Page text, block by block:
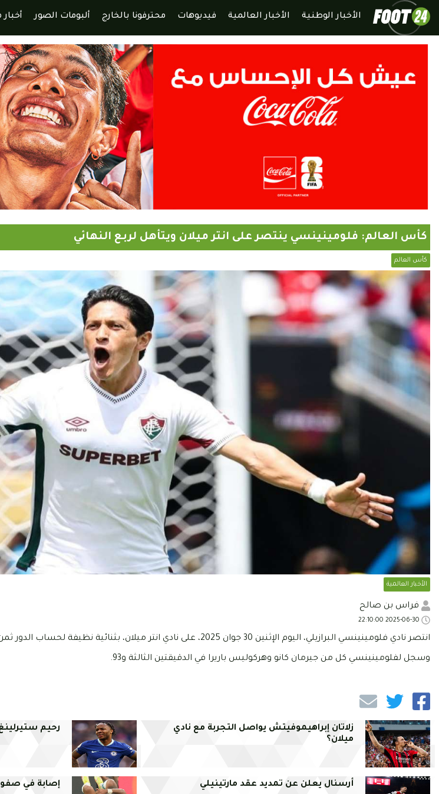
الأخبار الوطنية الأخبار العالمية فيديوهات محترفونا بالخارج ألبومات الصور
كأس العالم: فلومينينسي ينتصر على انتر ميلان ويتأهل لربع النهائي
كأس العالم
الأخبار العالمية
فراس بن صالح
انتصر نادي فلومينينسي البرازيلي، اليوم الإثنين 30 جوان 2025، على نادي انتر ميلان، بثنائية نظيفة لحساب الدور ثمن النهائي من كأس العالم للأندية.
وسجل لفلومينينسي كل من جيرمان كانو وهركوليس باريرا في الدقيقتين الثالثة و93.
زلاتان إبراهيموفيتش يواصل التجربة مع نادي
ميلان؟
رحيم
أرسنال يعلن عن تمديد عقد مارتينيلي إصابة في